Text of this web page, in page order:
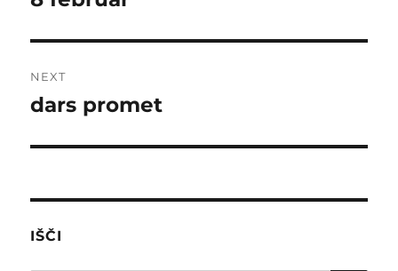
NEXT
Next
dars promet
IŠČI